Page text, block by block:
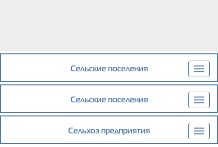
Сельские поселения
Сельские поселения
Сельхоз предприятия